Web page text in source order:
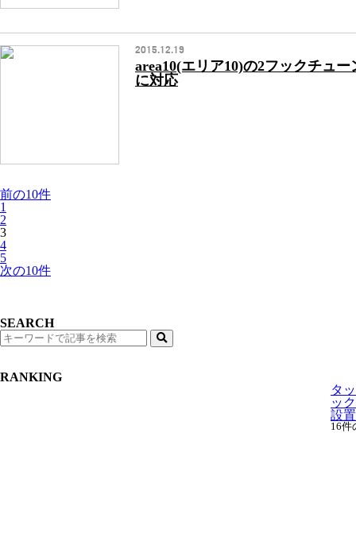
2015.12.19
area10(エリア10)の2フックチュ
に対応
前の10件
1
2
3
4
5
次の10件
SEARCH
検
索
RANKING
タ
ッ
設置
16件